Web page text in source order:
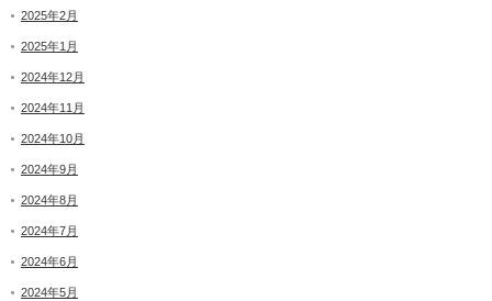
2025年2月
2025年1月
2024年12月
2024年11月
2024年10月
2024年9月
2024年8月
2024年7月
2024年6月
2024年5月